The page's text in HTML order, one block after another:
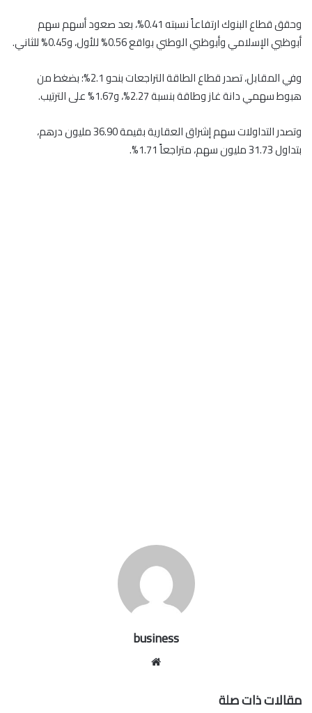
وحقق قطاع البنوك ارتفاعاً نسبته 0.41%، بعد صعود أسهم سهم
أبوظبي الإسلامي وأبوظبي الوطني بواقع 0.56% للأول، و0.45% للثاني.
وفي المقابل، تصدر قطاع الطاقة التراجعات بنحو 2.1%؛ بضغط من
هبوط سهمي دانة غاز وطاقة بنسبة 2.27%، و1.67% على الترتيب.
وتصدر التداولات سهم إشراق العقارية بقيمة 36.90 مليون درهم،
بتداول 31.73 مليون سهم، متراجعاً 1.71%.
business
مقالات ذات صلة